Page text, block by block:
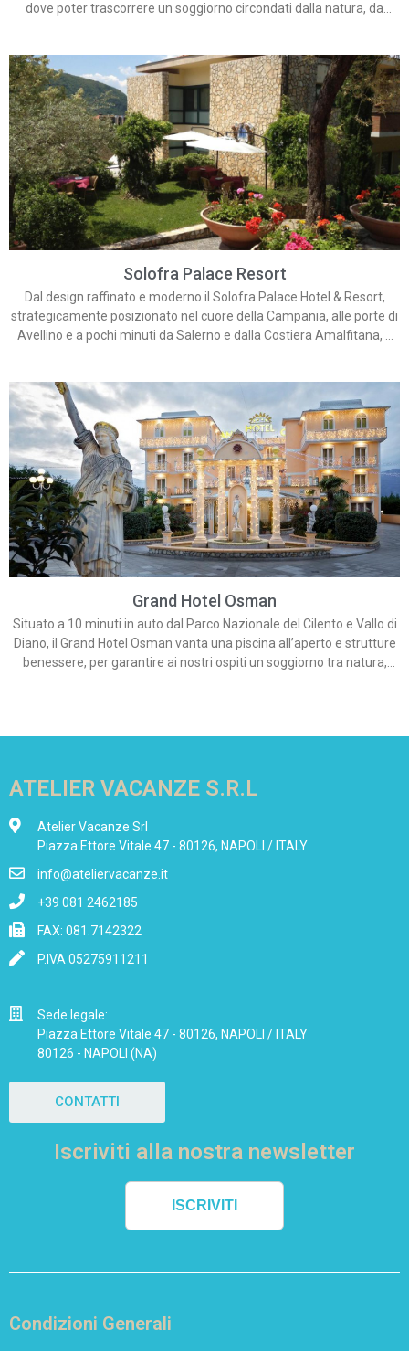
dove poter trascorrere un soggiorno circondati dalla natura, da
Solofra Palace Resort
Dal design raffinato e moderno il Solofra Palace Hotel & Resort,
strategicamente posizionato nel cuore della Campania, alle porte di
Avellino e a pochi minuti da Salerno e dalla Costiera Amalfitana, é
Grand Hotel Osman
Situato a 10 minuti in auto dal Parco Nazionale del Cilento e Vallo di
Diano, il Grand Hotel Osman vanta una piscina all’aperto e strutture
benessere, per garantire ai nostri ospiti un soggiorno tra natura,
ATELIER VACANZE S.R.L
Atelier Vacanze Srl
Piazza Ettore Vitale 47 - 80126, NAPOLI / ITALY
info@ateliervacanze.it
+39 081 2462185
FAX: 081.7142322
P.IVA 05275911211
Sede legale:
Piazza Ettore Vitale 47 - 80126, NAPOLI / ITALY
80126 - NAPOLI (NA)
CONTATTI
Iscriviti alla nostra newsletter
ISCRIVITI
Condizioni Generali